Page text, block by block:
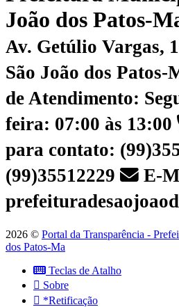
João dos Patos-
Av. Getúlio Vargas,
São João dos Patos-
de Atendimento:
feira: 07:00 às 13:00
para contato:
(99)35512229
E-
2026 © Portal da Transparência -
dos Patos-Ma
Teclas de Atalho
Sobre
*Retificação